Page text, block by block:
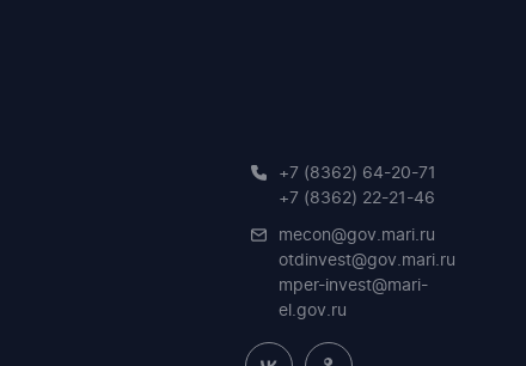
+7 (8362) 64-20-71
+7 (8362) 22-21-46
mecon@gov.mari.ru
otdinvest@gov.mari.ru
mper-invest@mari-
el.gov.ru